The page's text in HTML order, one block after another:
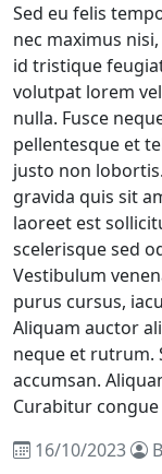
Sed eu felis
nec maximus
id tristique
volutpat lorem
nulla. Fusce
pellentesque et
justo non
gravida quis sit
laoreet est
scelerisque sed
Vestibulum
purus cursus,
Aliquam auctor
neque et rutrum.
accumsan.
Curabitur
16/10/2023